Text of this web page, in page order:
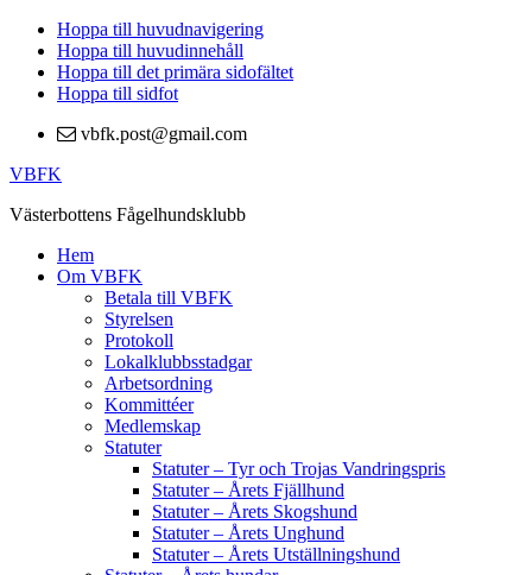
Hoppa till huvudnavigering
Hoppa till huvudinnehåll
Hoppa till det primära sidofältet
Hoppa till sidfot
vbfk.post@gmail.com
VBFK
Västerbottens Fågelhundsklubb
Hem
Om VBFK
Betala till VBFK
Styrelsen
Protokoll
Lokalklubbsstadgar
Arbetsordning
Kommittéer
Medlemskap
Statuter
Statuter – Tyr och Trojas Vandringspris
Statuter – Årets Fjällhund
Statuter – Årets Skogshund
Statuter – Årets Unghund
Statuter – Årets Utställningshund